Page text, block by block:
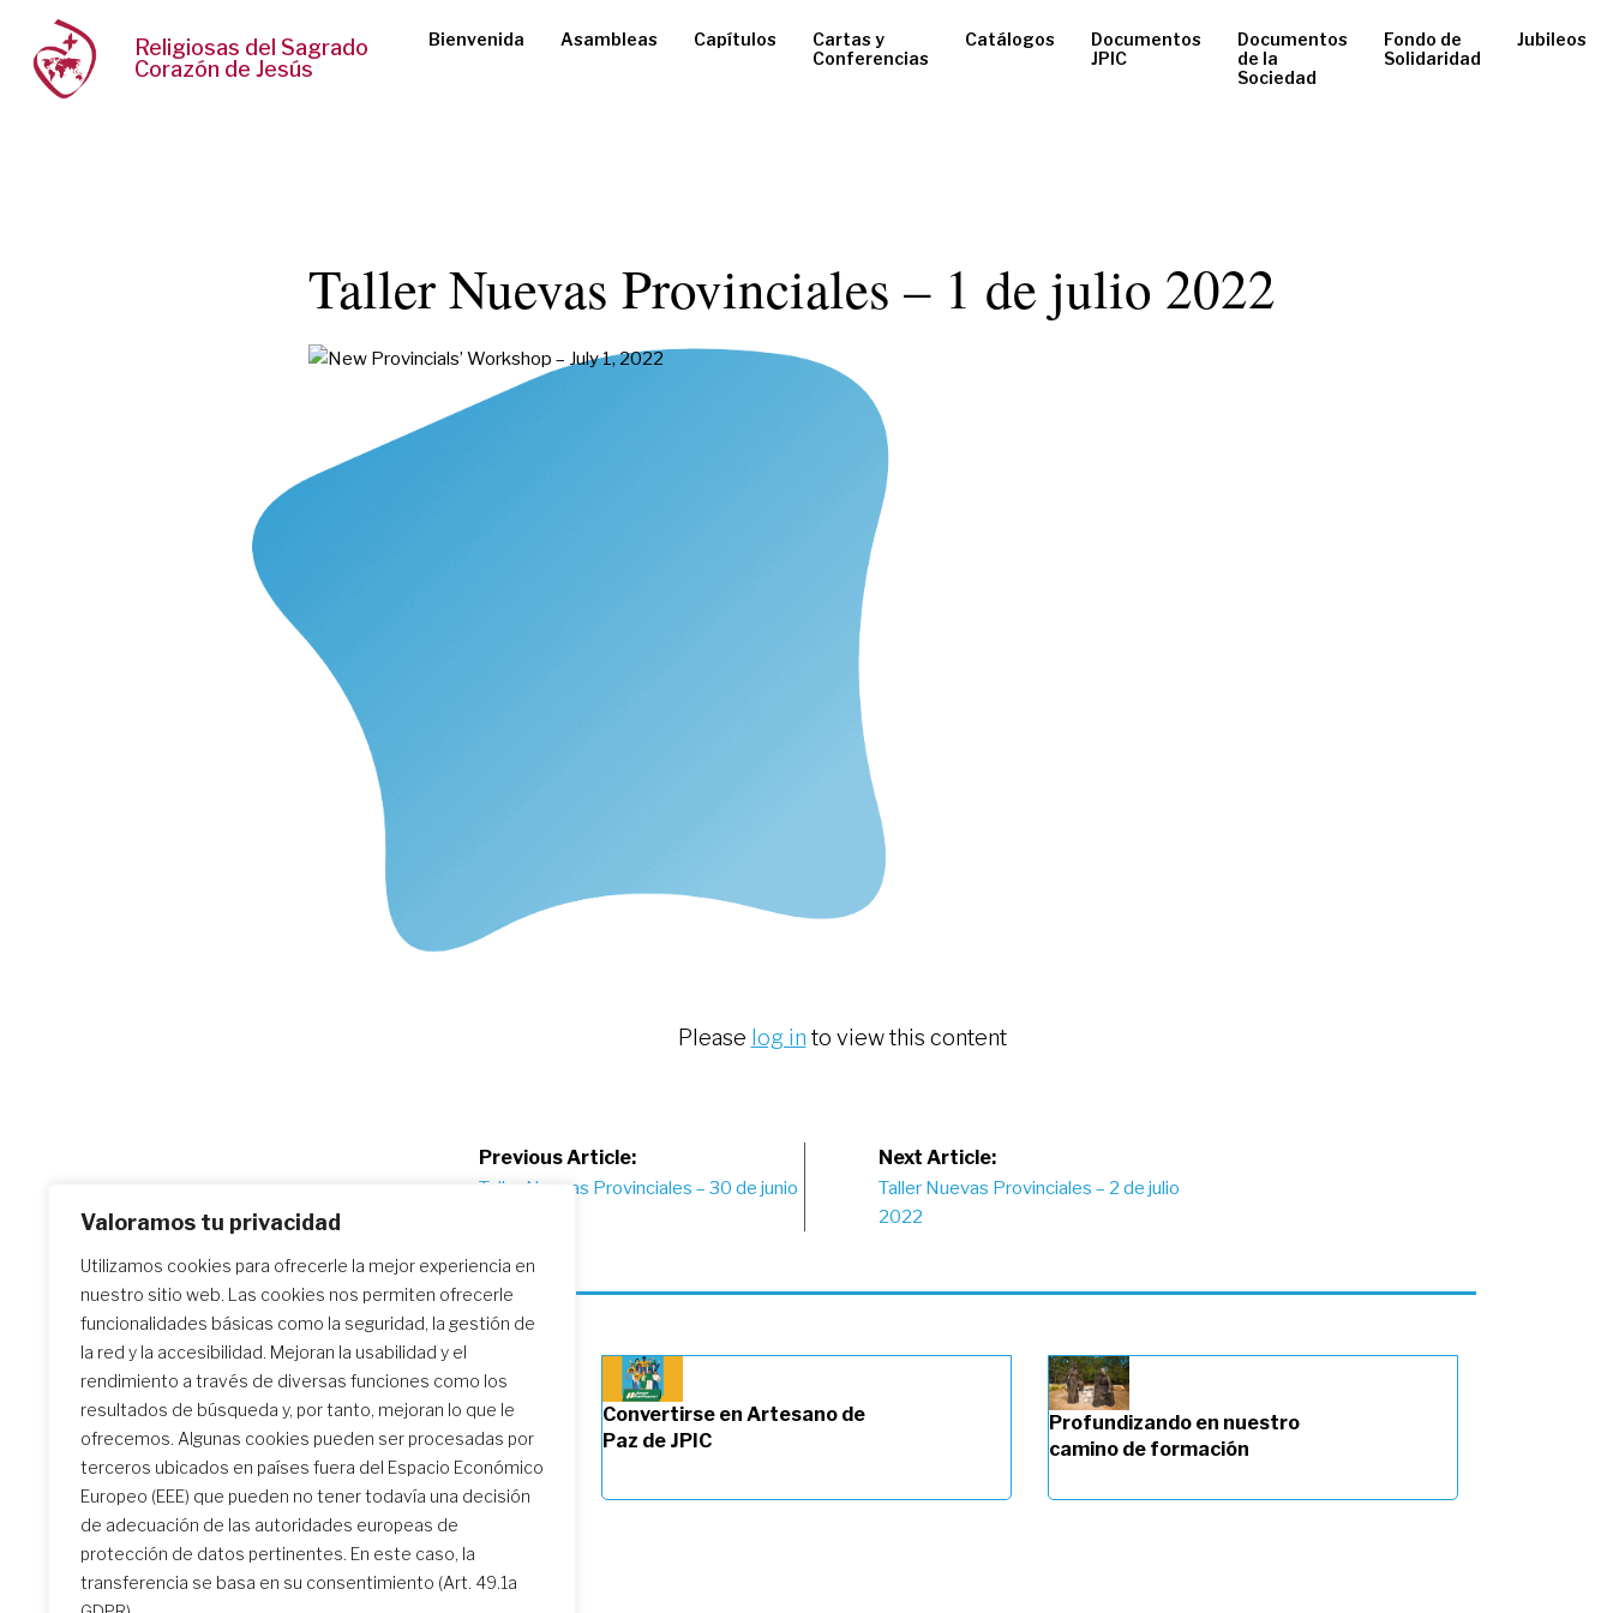
Valoramos tu privacidad
Utilizamos cookies para ofrecerle la mejor experiencia en
nuestro sitio web. Las cookies nos permiten ofrecerle
funcionalidades básicas como la seguridad, la gestión de
la red y la accesibilidad. Mejoran la usabilidad y el
rendimiento a través de diversas funciones como los
resultados de búsqueda y, por tanto, mejoran lo que le
ofrecemos. Algunas cookies pueden ser procesadas por
terceros ubicados en países fuera del Espacio Económico
Europeo (EEE) que pueden no tener todavía una decisión
de adecuación de las autoridades europeas de
protección de datos pertinentes. En este caso, la
transferencia se basa en su consentimiento (Art. 49.1a
Religiosas del Sagrado
Corazón de Jesús
Bienvenida Asambleas Capítulos
Cartas y
Conferencias
Catálogos
Documentos
JPIC
Documentos
de la
Sociedad
Fondo de
Solidaridad
Jubileos
Taller Nuevas Provinciales – 1 de julio 2022
Please log in to view this content
Post
Previous Article:
Taller Nuevas Provinciales – 30 de junio
Next Article:
Taller Nuevas Provinciales – 2 de julio
2022
Similar Posts
El encuentro de formación
inicial: un camino
transformador
Convertirse en Artesano de
Paz de JPIC
Profundizando en nuestro
camino de formación